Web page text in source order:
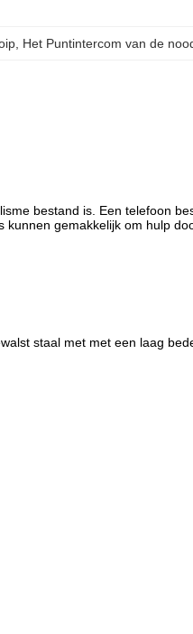
Het Puntintercom van de
bestand is. Een telefoon
gemakkelijk om hulp
staal met met een laag